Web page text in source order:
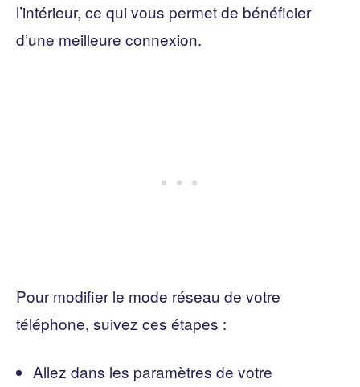
l’intérieur, ce qui vous permet de bénéficier
d’une meilleure connexion.
Pour modifier le mode réseau de votre
téléphone, suivez ces étapes :
Allez dans les paramètres de votre